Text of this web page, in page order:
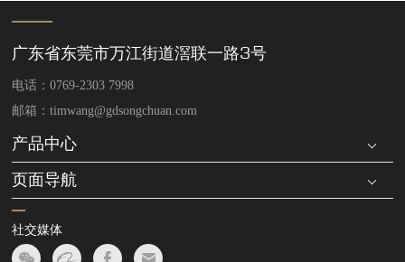
广东省东莞市万江街道滘联一路3号
电话：0769-2303 7998
邮箱：timwang@gdsongchuan.com
产品中心
页面导航
社交媒体